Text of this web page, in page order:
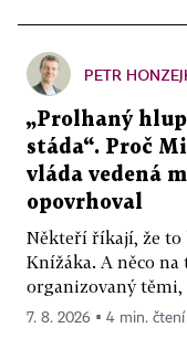
PETR
„Prolhaný
stáda“. Proč
vláda vedená
opovrhoval
Někteří říkají, že to
Knížáka. A něco
organizovaný
7. 8. 2026 ▪ 4 min. čtení